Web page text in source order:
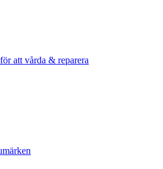
att vårda & reparera